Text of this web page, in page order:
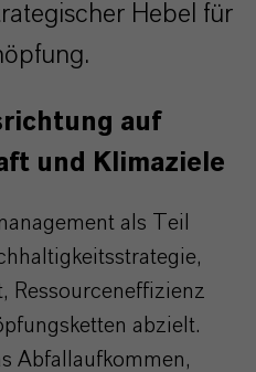
Hebel für
auf
und Klimaziele
als Teil
Ressourceneffizienz
abzielt.
Abfallaufkommen,